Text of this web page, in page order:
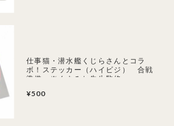
仕事猫・潜水艦くじらさんとコラ
ボ！ステッカー（ハイビジ） 合戦
準備 ※くまみね先生監修
¥500